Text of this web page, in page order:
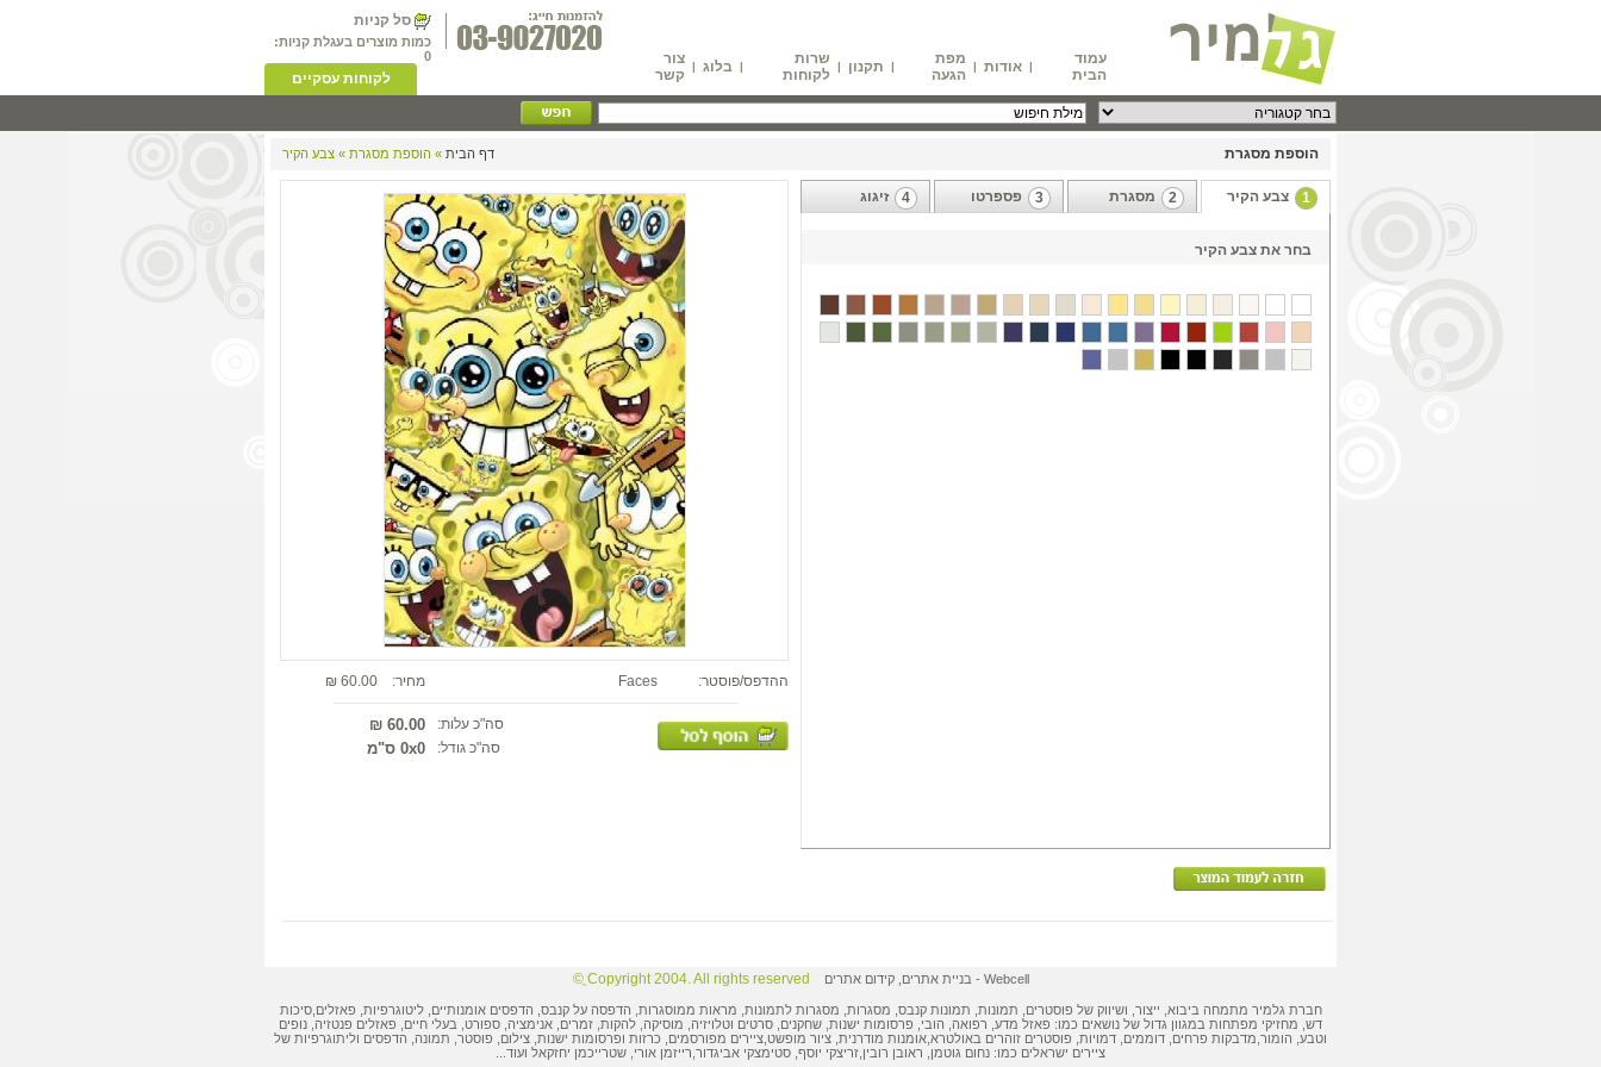
עמוד
הבית
| אודות |
מפת
הגעה
| תקנון |
שרות
לקוחות
| בלוג | צור
קשר
סל קניות
כמות מוצרים בעגלת קניות:
0
לקוחות עסקיים
הוספת מסגרת דף הבית » הוספת מסגרת » צבע הקיר
1 צבע הקיר 2 מסגרת 3 פספרטו 4 זיגוג
בחר את צבע הקיר
ההדפס/פוסטר: Faces מחיר: 60.00 ₪
סה"כ עלות: 60.00 ₪
סה"כ גודל: 0x0 ס"מ
Webcell
- בניית אתרים ,קידום אתרים Copyright 2004. All rights reserved ֲ©
חברת גלמיר מתמחה ביבוא, ייצור, ושיווק של פוסטרים תמונות , תמונות קנבס, מסגרות, מסגרות לתמונות , מראות ממוסגרות, הדפסה על קנבס הדפסים אומנותיים ,ליטוגרפיות פאזלים ,סיכות
דש מחזיקי מפתחות במגוון גדול של נושאים כמו: פאזל מדע, רפואה, הובי, פרסומות ישנות , שחקנים, סרטים וטלויזיה, מוסיקה, להקות, זמרים, אנימציה, ספורט, בעלי חיים, פאזלים פנטזיה, נופים
וטבע, הומור, מדבקות פרחים, דוממים, דמויות, פוסטרים זוהרים באולטרא, אומנות מודרנית ציור מופשט ציירים מפורסמים כרזות ופרסומות ישנות, צילום, פוסטר, תמונה, הדפסים וליתוגרפיות של
ציירים ישראלים כמו: נחום גוטמן ראובן רובין זריצקי יוסף סטימצקי אביגדור רייזמן אורי שטרייכמן יחזקאל ועוד...